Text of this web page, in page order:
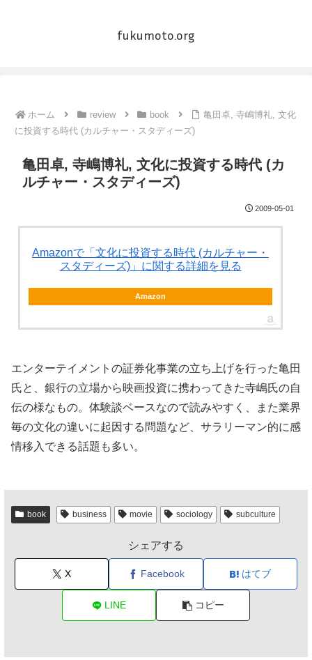
fukumoto.org
ホーム review book
亀田卓, 寺嶋博礼, 文化
に投資する時代 (カルチャー・スタディーズ)
亀田卓, 寺嶋博礼, 文化に投資する時代 (カ
ルチャー・スタディーズ)
2009-05-01
Amazonで「文化に投資する時代 (カルチャー・
スタディーズ)」に関する詳細を見る
Amazon
エンターテイメントの証券化事業の立ち上げを行った亀田
氏と、銀行の立場から映画投資に携わってきた寺嶋氏の自
伝の様なもの。体験談ベースなので読みやすく、また業界
毎の文化の違いに起因する問題など、サラリーマン的に感
情移入できる話題も多い。
book business movie sociology subculture
シェアする
X Facebook はてブ
LINE コピー